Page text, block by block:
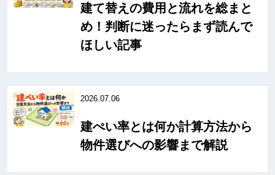
建て替えの費用と流れを総まと
め！判断に迷ったらまず読んで
ほしい記事
2026.07.06
建ぺい率とは何か計算方法から
物件選びへの影響まで解説